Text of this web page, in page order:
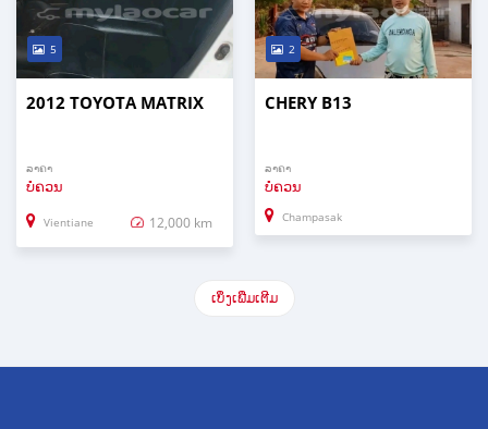
5
2012 TOYOTA MATRIX
ລາຄາ
ບໍ່ຄວນ
Vientiane 12,000 km
2
CHERY B13
ລາຄາ
ບໍ່ຄວນ
Champasak
ເບິ່ງເພີ່ມເຕີມ